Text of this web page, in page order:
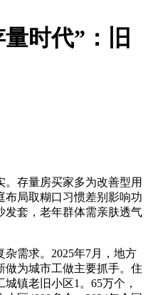
时代”：旧
存量房买家多为改善型用
布局取糊口习惯差别影响功
发套，老年群体需亲肤透气
需求。2025年7月，地方
做为城市工做主要抓手。住
镇老旧小区1。65万个，